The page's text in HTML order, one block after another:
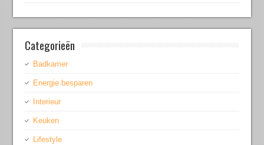
Categorieën
Badkamer
Energie besparen
Interieur
Keuken
Lifestyle